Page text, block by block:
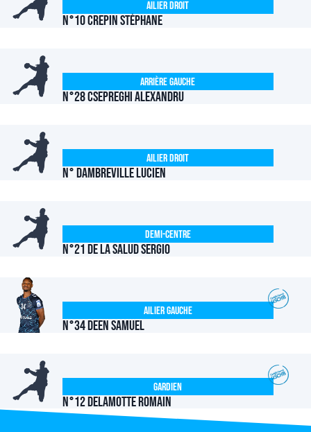
N°10 CREPIN Stéphane
Ailier Droit
N°28 CSEPREGHI Alexandru
Arrière Gauche
N° DAMBREVILLE Lucien
Ailier Droit
N°21 DE LA SALUD Sergio
Demi-centre
N°34 DEEN Samuel
Ailier Gauche
N°12 DELAMOTTE Romain
Gardien